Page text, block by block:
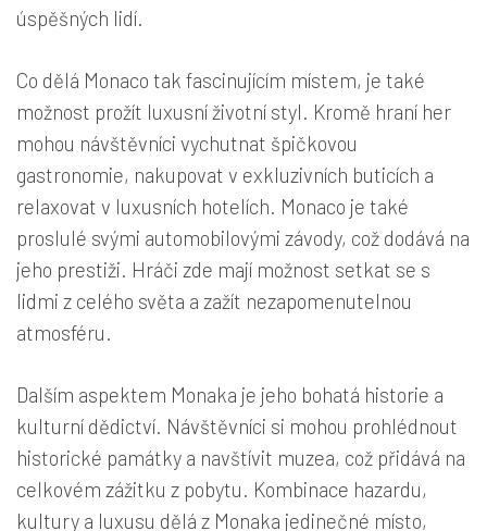
úspěšných lidí.
Co dělá Monaco tak fascinujícím místem, je také
možnost prožít luxusní životní styl. Kromě hraní her
mohou návštěvníci vychutnat špičkovou
gastronomie, nakupovat v exkluzivních buticích a
relaxovat v luxusních hotelích. Monaco je také
proslulé svými automobilovými závody, což dodává na
jeho prestiži. Hráči zde mají možnost setkat se s
lidmi z celého světa a zažít nezapomenutelnou
atmosféru.
Dalším aspektem Monaka je jeho bohatá historie a
kulturní dědictví. Návštěvníci si mohou prohlédnout
historické památky a navštívit muzea, což přidává na
celkovém zážitku z pobytu. Kombinace hazardu,
kultury a luxusu dělá z Monaka jedinečné místo,